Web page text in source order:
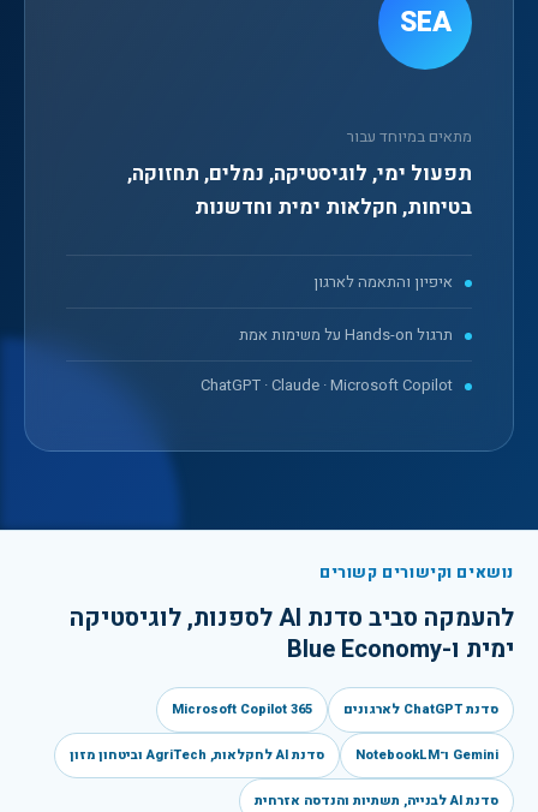
SEA
מתאים במיוחד עבור
תפעול ימי, לוגיסטיקה, נמלים, תחזוקה,
בטיחות, חקלאות ימית וחדשנות
איפיון והתאמה לארגון
תרגול Hands-on על משימות אמת
ChatGPT · Claude · Microsoft Copilot
נושאים וקישורים קשורים
להעמקה סביב
סדנת AI לספנות, לוגיסטיקה
ימית ו-Blue Economy
סדנת ChatGPT לארגונים Microsoft Copilot 365
Gemini ו־NotebookLM סדנת AI לחקלאות, AgriTech וביטחון מזון
סדנת AI לבנייה, תשתיות והנדסה אזרחית